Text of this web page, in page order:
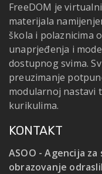
FreeDOM je
materijala
škola i polaznicima
unaprjeđenja i
dostupnog svima.
preuzimanje
modularnoj nastavi
kurikulima.
KONTAKT
ASOO - Agencija
obrazovanje